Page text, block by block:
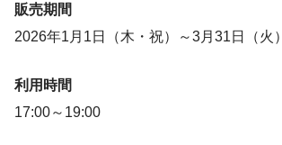
販売期間
2026年1月1日（木・祝）～3月31日（火）
利用時間
17:00～19:00